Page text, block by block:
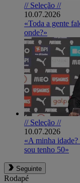
// Seleção //
10.07.2026
«Toda a gente
onde?»
// Seleção //
10.07.2026
«A minha idade?
sou tenho 50»
Seguinte
Rodapé